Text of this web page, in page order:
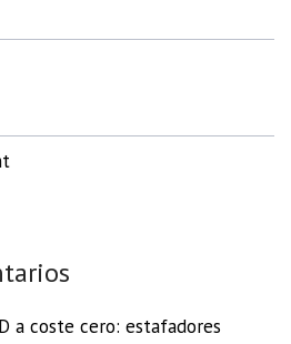
a coste cero: estafadores